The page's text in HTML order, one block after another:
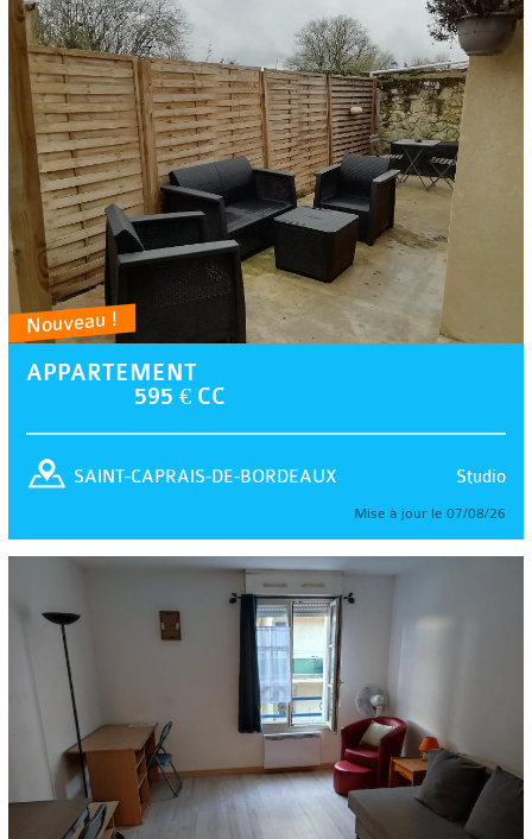
Nouveau !
APPARTEMENT
595 € CC
Studio
SAINT-CAPRAIS-DE-BORDEAUX
Mise à jour le 07/08/26